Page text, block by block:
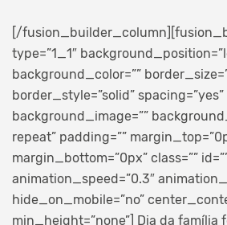
[/
type=”1_1″
background_color=””
border_style=”solid” spacing=”yes”
background_image=””
repeat” padding=””
margin_bottom=”0px” class=””
animation_speed=”0.3″
hide_on_mobile=”no”
min_height=”none”]
Dia da família